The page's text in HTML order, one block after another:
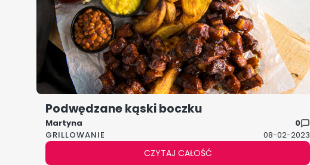
GRILLOWANIE 08-02-2023
Podwędzane kąski boczku
CZYTAJ CAŁOŚĆ
Martyna 0